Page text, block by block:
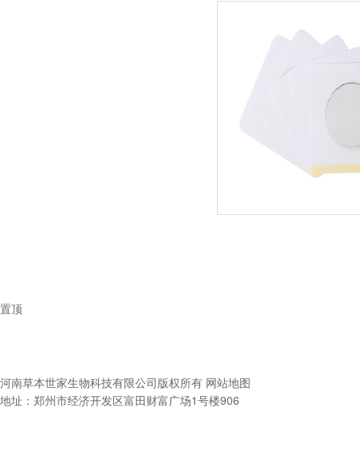
置顶
河南草本世家生物科技有限公司版权所有 网站地图
地址：郑州市经济开发区富田财富广场1号楼906